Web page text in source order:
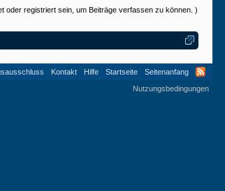
oder registriert sein, um Beiträge verfassen zu können. )
Kontakt Hilfe Startseite
Seitenanfang
Nutzungsbedingungen